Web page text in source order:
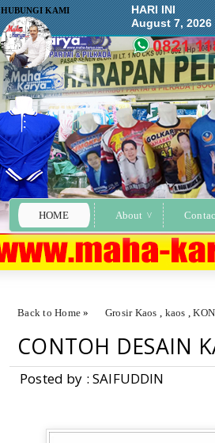
HOME About
HUBUNGI KAMI
HARI INI
August 7, 2026
Back to Home » Grosir Kaos , kaos ,
CONTOH DESAIN
Posted by : SAIFUDDIN